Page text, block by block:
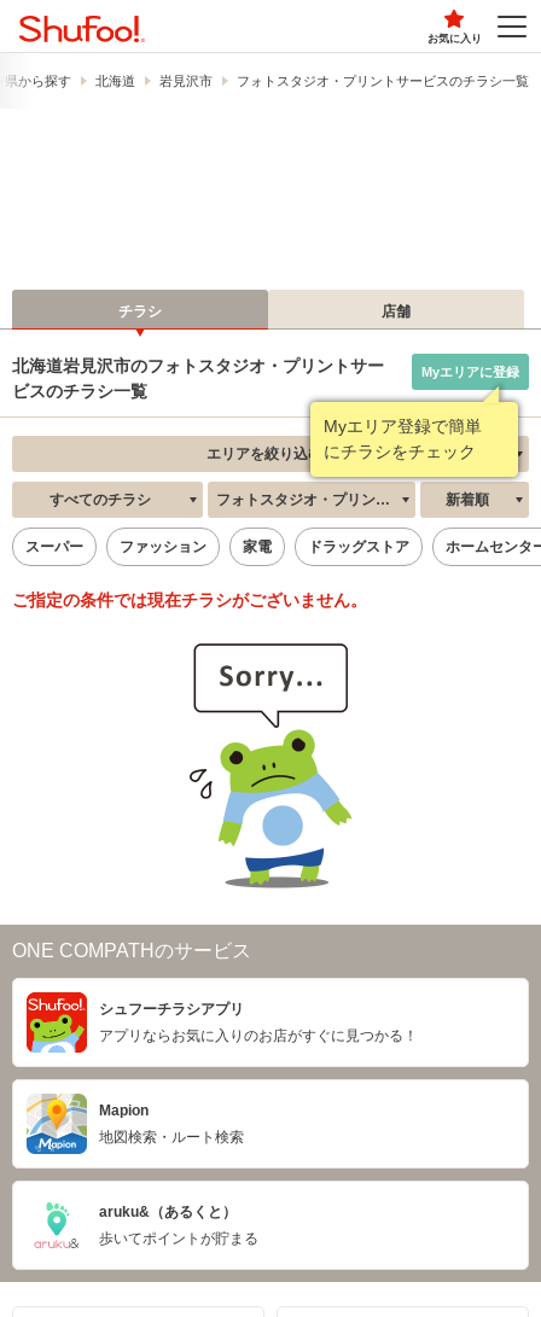
お気に入り
県から探す 北海道 岩見沢市 フォトスタジオ・プリントサービスのチラシ一覧
チラシ 店舗
北海道岩見沢市のフォトスタジオ・プリントサー
ビスのチラシ一覧
Myエリア登録で簡単
にチラシをチェック
Myエリアに登録
エリアを絞り込む
すべてのチラシ フォトスタジオ・プリントサービス 新着順
スーパー ファッション 家電 ドラッグストア ホームセンタ
ご指定の条件では現在チラシがございません。
ONE COMPATHのサービス
シュフーチラシアプリ
アプリならお気に入りのお店がすぐに見つかる！
Mapion
地図検索・ルート検索
aruku&（あるくと）
歩いてポイントが貯まる